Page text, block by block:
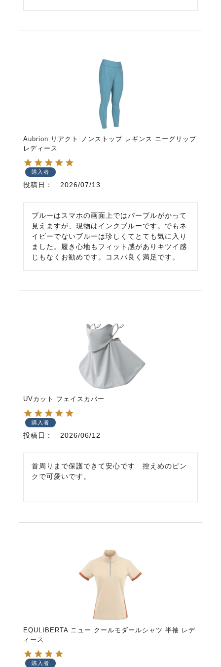
Aubrion リアクト ノンストップ レギンス ニーグリップ
レディース
購入者
投稿日 2026/07/13
ブルーはスマホの画面上ではパーブルがかって
見えますが、現物はインクブルーです。でもネ
イビーでないブルーは珍しくてとても気に入り
ました。履き心地もフィット感がありキツイ感
じもなくお勧めです。コスパ良く満足です。
UVカット フェイスカバー
購入者
投稿日 2026/06/12
首周りまで保護できて安心です　控えめのピン
クで可愛いです。
EQULIBERTA ニュー クールモダールシャツ 半袖 レデ
ィース
購入者